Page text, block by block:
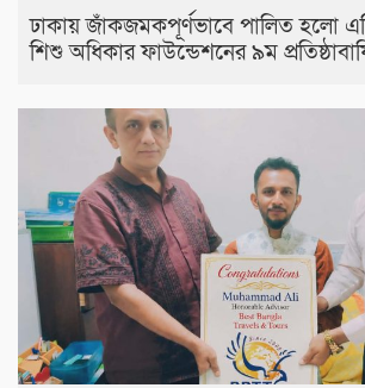
ঢাকায় জাঁকজমকপূর্ণভাবে পালিত হলো
শিশু অধিকার ফাউন্ডেশনের ৯ম